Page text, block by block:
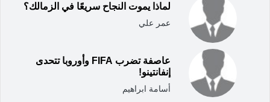
لماذا يموت النجاح سريعًا في الزمالك؟
عمر علي
عاصفة تضرب FIFA وأوروبا تتحدى
إنفانتينو!
أسامة ابراهيم